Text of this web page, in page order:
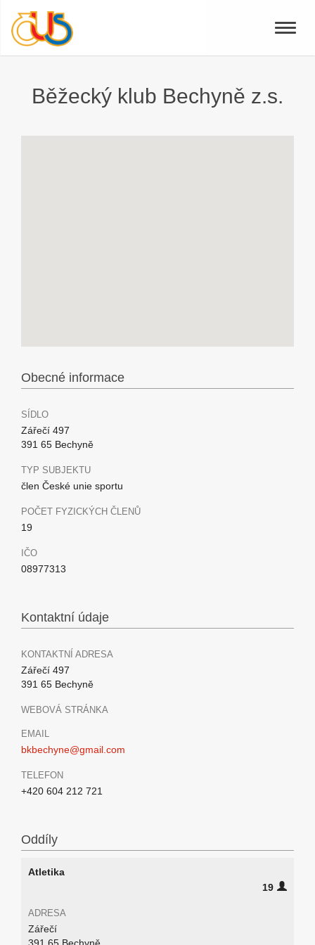
Toggle
Běžecký klub Bechyně z.s.
Obecné informace
SÍDLO
Zářečí 497
391 65 Bechyně
TYP SUBJEKTU
člen České unie sportu
POČET FYZICKÝCH ČLENŮ
19
IČO
08977313
Kontaktní údaje
KONTAKTNÍ ADRESA
Zářečí 497
391 65 Bechyně
WEBOVÁ STRÁNKA
EMAIL
bkbechyne@gmail.com
TELEFON
+420 604 212 721
Oddíly
Atletika
19
ADRESA
Zářečí